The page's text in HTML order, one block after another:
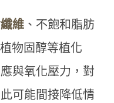
維 、不飽和脂肪
物固醇等植化
與氧化壓力，對
可能間接降低情